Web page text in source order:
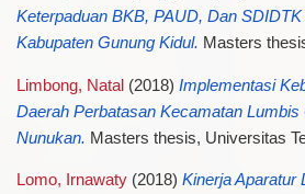
Keterpaduan BKB, PAUD, Dan
Kabupaten Gunung Kidul. Masters
Limbong, Natal (2018) Implementasi
Daerah Perbatasan Kecamatan Lumbis
Nunukan. Masters thesis, Universitas
Lomo, Irnawaty(2018) Kinerja Aparatur